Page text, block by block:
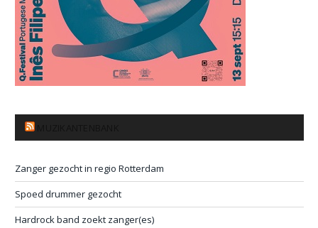
Zanger gezocht in regio Rotterdam
Spoed drummer gezocht
Hardrock band zoekt zanger(es)